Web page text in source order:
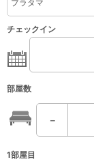
チェックイン
部屋数
－
1部屋目